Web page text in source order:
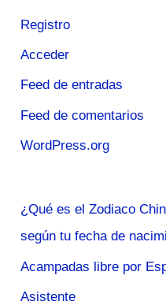
Registro
Acceder
Feed de entradas
Feed de comentarios
WordPress.org
¿Qué es el Zodiaco
según tu fecha de
Acampadas libre por
Asistente